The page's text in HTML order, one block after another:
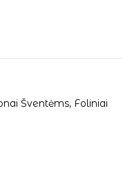
Šventėms, Foliniai